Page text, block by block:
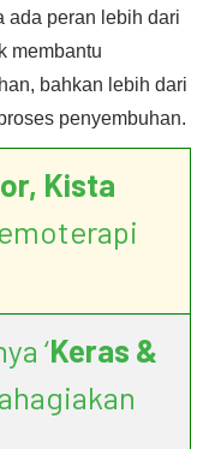
ada peran lebih dari
membantu
bahkan lebih dari
penyembuhan.
Kista
‘Keras &